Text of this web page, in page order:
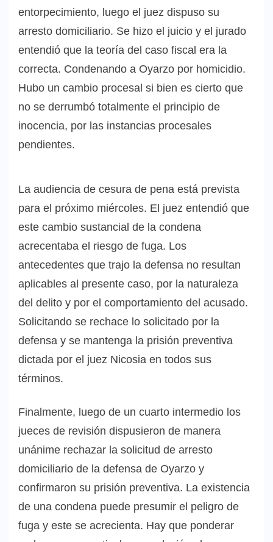
entorpecimiento, luego el juez dispuso su
arresto domiciliario. Se hizo el juicio y el jurado
entendió que la teoría del caso fiscal era la
correcta. Condenando a Oyarzo por homicidio.
Hubo un cambio procesal si bien es cierto que
no se derrumbó totalmente el principio de
inocencia, por las instancias procesales
pendientes.
La audiencia de cesura de pena está prevista
para el próximo miércoles. El juez entendió que
este cambio sustancial de la condena
acrecentaba el riesgo de fuga. Los
antecedentes que trajo la defensa no resultan
aplicables al presente caso, por la naturaleza
del delito y por el comportamiento del acusado.
Solicitando se rechace lo solicitado por la
defensa y se mantenga la prisión preventiva
dictada por el juez Nicosia en todos sus
términos.
Finalmente, luego de un cuarto intermedio los
jueces de revisión dispusieron de manera
unánime rechazar la solicitud de arresto
domiciliario de la defensa de Oyarzo y
confirmaron su prisión preventiva. La existencia
de una condena puede presumir el peligro de
fuga y este se acrecienta. Hay que ponderar